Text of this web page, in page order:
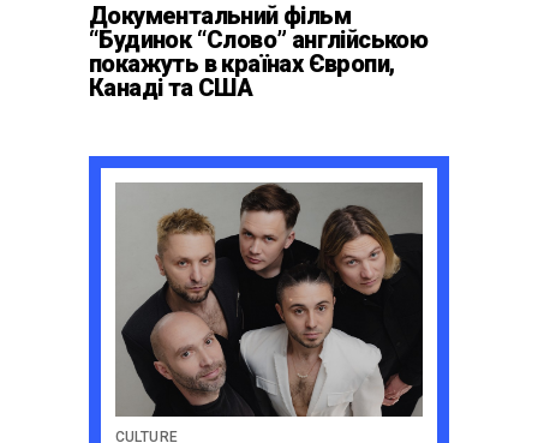
Документальний фільм
“Будинок “Слово” англійською
покажуть в країнах Європи,
Канаді та США
CULTURE